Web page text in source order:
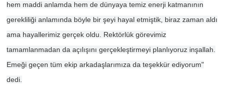
hem maddi anlamda hem de dünyaya temiz enerji katmanının
gerekliliği anlamında böyle bir şeyi hayal etmiştik, biraz zaman aldı
ama hayallerimiz gerçek oldu. Rektörlük görevimiz
tamamlanmadan da açılışını gerçekleştirmeyi planlıyoruz inşallah.
Emeği geçen tüm ekip arkadaşlarımıza da teşekkür ediyorum"
dedi.